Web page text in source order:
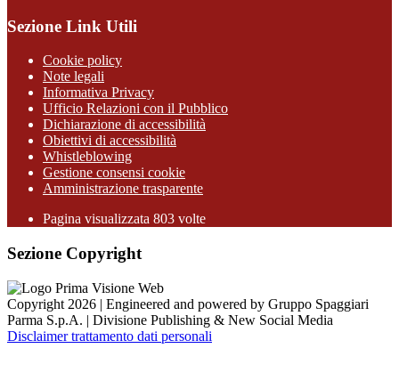
Sezione Link Utili
Cookie policy
Note legali
Informativa Privacy
Ufficio Relazioni con il Pubblico
Dichiarazione di accessibilità
Obiettivi di accessibilità
Whistleblowing
Gestione consensi cookie
Amministrazione trasparente
Pagina visualizzata 803 volte
Sezione Copyright
Copyright 2026 | Engineered and powered by Gruppo Spaggiari
Parma S.p.A. | Divisione Publishing & New Social Media
Disclaimer trattamento dati personali